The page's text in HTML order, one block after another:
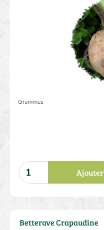
Grammes
Ajouter
Betterave Crapaudine